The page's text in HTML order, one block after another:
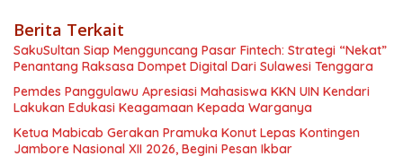
Berita Terkait
SakuSultan Siap Mengguncang Pasar Fintech: Strategi “Nekat”
Penantang Raksasa Dompet Digital Dari Sulawesi Tenggara
Pemdes Panggulawu Apresiasi Mahasiswa KKN UIN Kendari
Lakukan Edukasi Keagamaan Kepada Warganya
Ketua Mabicab Gerakan Pramuka Konut Lepas Kontingen
Jambore Nasional XII 2026, Begini Pesan Ikbar